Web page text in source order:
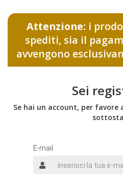
Attenzione: i
spediti, sia il
avvengono
Sei
Se hai un account, per favore
E-mail